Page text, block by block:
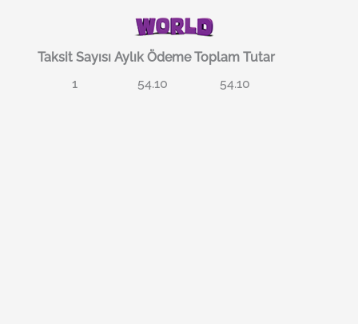
Taksit Sayısı Aylık Ödeme Toplam Tutar
1
54.10 54.10